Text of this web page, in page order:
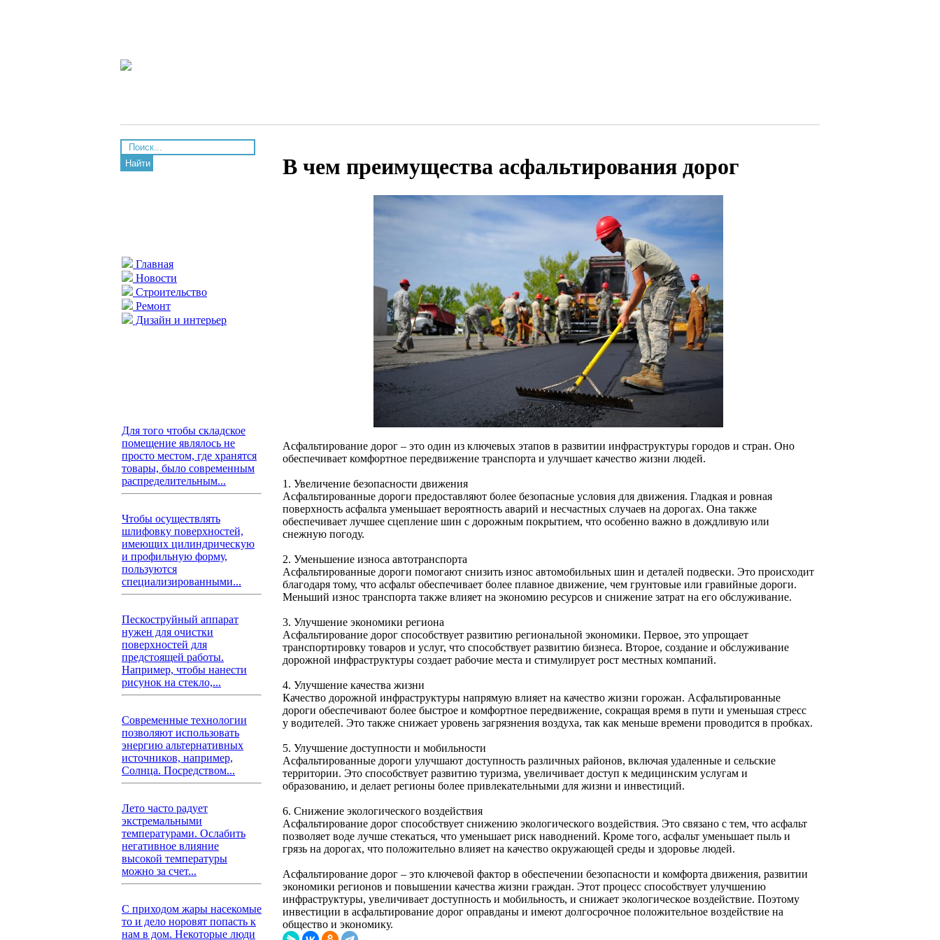
Найти
Главная
Новости
Строительство
Ремонт
Дизайн и интерьер
Для того чтобы складское
помещение являлось не
просто местом, где хранятся
товары, было современным
распределительным...
Чтобы осуществлять
шлифовку поверхностей,
имеющих цилиндрическую
и профильную форму,
пользуются
специализированными...
Пескоструйный аппарат
нужен для очистки
поверхностей для
предстоящей работы.
Например, чтобы нанести
рисунок на стекло,...
Современные технологии
позволяют использовать
энергию альтернативных
источников, например,
Солнца. Посредством...
Лето часто радует
экстремальными
температурами. Ослабить
негативное влияние
высокой температуры
можно за счет...
С приходом жары насекомые
то и дело норовят попасть к
нам в дом. Некоторые люди
В чем преимущества асфальтирования дорог
Асфальтирование дорог – это один из ключевых этапов в развитии инфраструктуры городов и стран. Оно
обеспечивает комфортное передвижение транспорта и улучшает качество жизни людей.
1. Увеличение безопасности движения
Асфальтированные дороги предоставляют более безопасные условия для движения. Гладкая и ровная
поверхность асфальта уменьшает вероятность аварий и несчастных случаев на дорогах. Она также
обеспечивает лучшее сцепление шин с дорожным покрытием, что особенно важно в дождливую или
снежную погоду.
2. Уменьшение износа автотранспорта
Асфальтированные дороги помогают снизить износ автомобильных шин и деталей подвески. Это происходит
благодаря тому, что асфальт обеспечивает более плавное движение, чем грунтовые или гравийные дороги.
Меньший износ транспорта также влияет на экономию ресурсов и снижение затрат на его обслуживание.
3. Улучшение экономики региона
Асфальтирование дорог способствует развитию региональной экономики. Первое, это упрощает
транспортировку товаров и услуг, что способствует развитию бизнеса. Второе, создание и обслуживание
дорожной инфраструктуры создает рабочие места и стимулирует рост местных компаний.
4. Улучшение качества жизни
Качество дорожной инфраструктуры напрямую влияет на качество жизни горожан. Асфальтированные
дороги обеспечивают более быстрое и комфортное передвижение, сокращая время в пути и уменьшая стресс
у водителей. Это также снижает уровень загрязнения воздуха, так как меньше времени проводится в пробках.
5. Улучшение доступности и мобильности
Асфальтированные дороги улучшают доступность различных районов, включая удаленные и сельские
территории. Это способствует развитию туризма, увеличивает доступ к медицинским услугам и
образованию, и делает регионы более привлекательными для жизни и инвестиций.
6. Снижение экологического воздействия
Асфальтирование дорог способствует снижению экологического воздействия. Это связано с тем, что асфальт
позволяет воде лучше стекаться, что уменьшает риск наводнений. Кроме того, асфальт уменьшает пыль и
грязь на дорогах, что положительно влияет на качество окружающей среды и здоровье людей.
Асфальтирование дорог – это ключевой фактор в обеспечении безопасности и комфорта движения, развитии
экономики регионов и повышении качества жизни граждан. Этот процесс способствует улучшению
инфраструктуры, увеличивает доступность и мобильность, и снижает экологическое воздействие. Поэтому
инвестиции в асфальтирование дорог оправданы и имеют долгосрочное положительное воздействие на
общество и экономику.